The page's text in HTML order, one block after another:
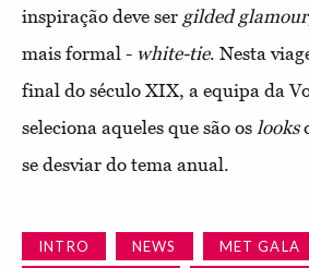
inspiração deve ser gilded
mais formal - white-tie. Nesta
final do século XIX, a equipa da
seleciona aqueles que são os looks
se desviar do tema anual.
INTRO NEWS
MET GALA